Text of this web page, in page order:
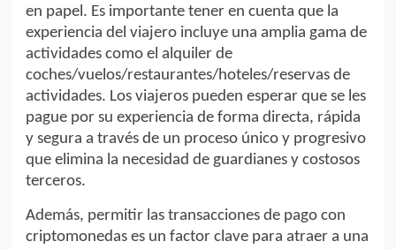
en papel. Es importante tener en cuenta que la
experiencia del viajero incluye una amplia gama de
actividades como el alquiler de
coches/vuelos/restaurantes/hoteles/reservas de
actividades. Los viajeros pueden esperar que se les
pague por su experiencia de forma directa, rápida
y segura a través de un proceso único y progresivo
que elimina la necesidad de guardianes y costosos
terceros.
Además, permitir las transacciones de pago con
criptomonedas es un factor clave para atraer a una